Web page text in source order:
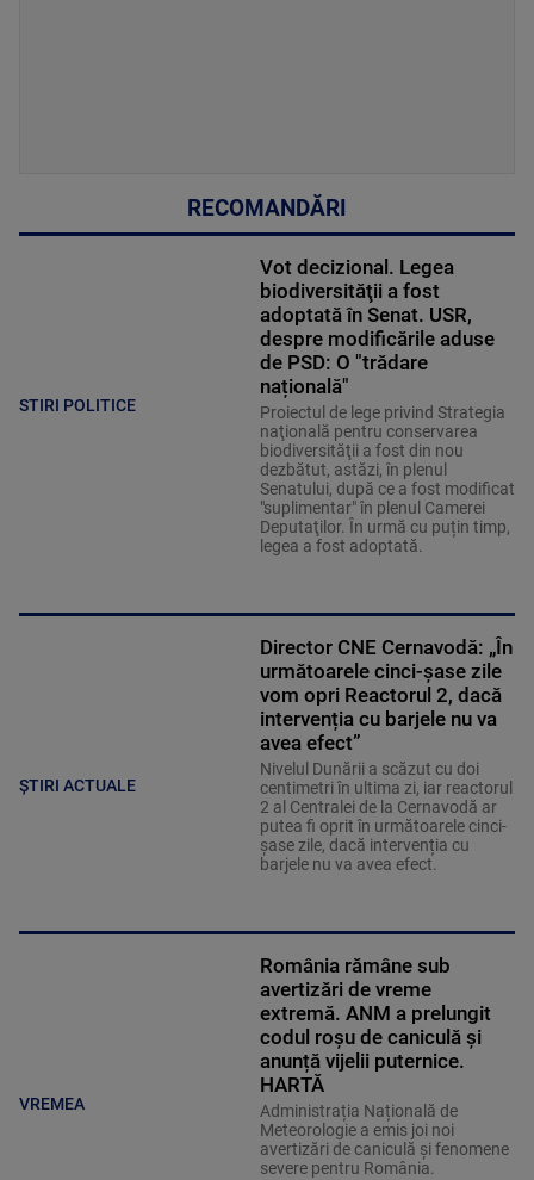
RECOMANDĂRI
STIRI POLITICE
Vot decizional. Legea
biodiversităţii a fost
adoptată în Senat. USR,
despre modificările aduse
de PSD: O "trădare
națională"
Proiectul de lege privind Strategia
naţională pentru conservarea
biodiversităţii a fost din nou
dezbătut, astăzi, în plenul
Senatului, după ce a fost modificat
"suplimentar" în plenul Camerei
Deputaţilor. În urmă cu puțin timp,
legea a fost adoptată.
ȘTIRI ACTUALE
Director CNE Cernavodă: „În
următoarele cinci-șase zile
vom opri Reactorul 2, dacă
intervenția cu barjele nu va
avea efect”
Nivelul Dunării a scăzut cu doi
centimetri în ultima zi, iar reactorul
2 al Centralei de la Cernavodă ar
putea fi oprit în următoarele cinci-
șase zile, dacă intervenția cu
barjele nu va avea efect.
VREMEA
România rămâne sub
avertizări de vreme
extremă. ANM a prelungit
codul roșu de caniculă și
anunță vijelii puternice.
HARTĂ
Administrația Națională de
Meteorologie a emis joi noi
avertizări de caniculă și fenomene
severe pentru România.